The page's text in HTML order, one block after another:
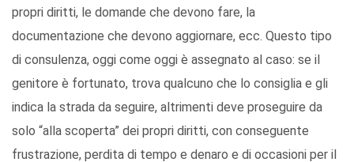
propri diritti, le domande che devono fare, la
documentazione che devono aggiornare, ecc. Questo tipo
di consulenza, oggi come oggi è assegnato al caso: se il
genitore è fortunato, trova qualcuno che lo consiglia e gli
indica la strada da seguire, altrimenti deve proseguire da
solo “alla scoperta” dei propri diritti, con conseguente
frustrazione, perdita di tempo e denaro e di occasioni per il